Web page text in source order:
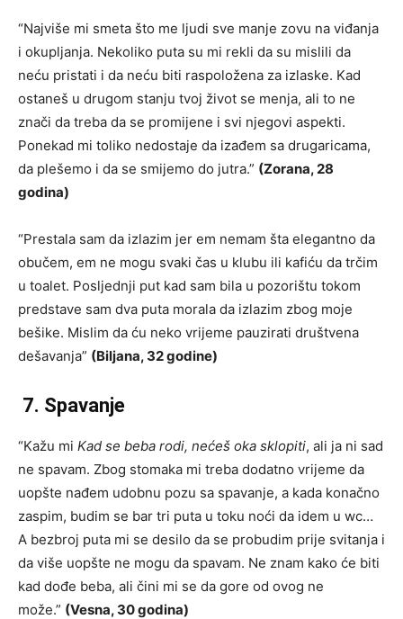
“Najviše mi smeta što me ljudi sve manje zovu na viđanja
i okupljanja. Nekoliko puta su mi rekli da su mislili da
neću pristati i da neću biti raspoložena za izlaske. Kad
ostaneš u drugom stanju tvoj život se menja, ali to ne
znači da treba da se promijene i svi njegovi aspekti.
Ponekad mi toliko nedostaje da izađem sa drugaricama,
da plešemo i da se smijemo do jutra.” (Zorana, 28
godina)
“Prestala sam da izlazim jer em nemam šta elegantno da
obučem, em ne mogu svaki čas u klubu ili kafiću da trčim
u toalet. Posljednji put kad sam bila u pozorištu tokom
predstave sam dva puta morala da izlazim zbog moje
bešike. Mislim da ću neko vrijeme pauzirati društvena
dešavanja” (Biljana, 32 godine)
7. Spavanje
“Kažu mi Kad se beba rodi, nećeš oka sklopiti, ali ja ni sad
ne spavam. Zbog stomaka mi treba dodatno vrijeme da
uopšte nađem udobnu pozu sa spavanje, a kada konačno
zaspim, budim se bar tri puta u toku noći da idem u wc…
A bezbroj puta mi se desilo da se probudim prije svitanja i
da više uopšte ne mogu da spavam. Ne znam kako će biti
kad dođe beba, ali čini mi se da gore od ovog ne
može.” (Vesna, 30 godina)